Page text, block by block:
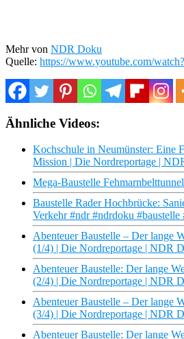
Mehr von NDR Doku
Quelle: https://www.youtube.com/
Ähnliche Videos:
Kochschule in Neumünster: Eine
Mission | Die Nordreportage |
Mega-Baustelle
Baustelle Rader Hochbrücke:
Verkehr #ndr #ndrdoku #baustelle
Abenteuer Baustelle – Der lange
(1/4) | Die Nordreportage | NDR
Abenteuer Baustelle: Der lange
(2/4) | Die Nordreportage | NDR
Abenteuer Baustelle – Der lange
(3/4) | Die Nordreportage | NDR
Abenteuer Baustelle: Der lange